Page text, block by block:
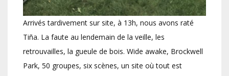
Arrivés tardivement sur site, à 13h, nous avons raté
Tiña. La faute au lendemain de la veille, les
retrouvailles, la gueule de bois. Wide awake, Brockwell
Park, 50 groupes, six scènes, un site où tout est